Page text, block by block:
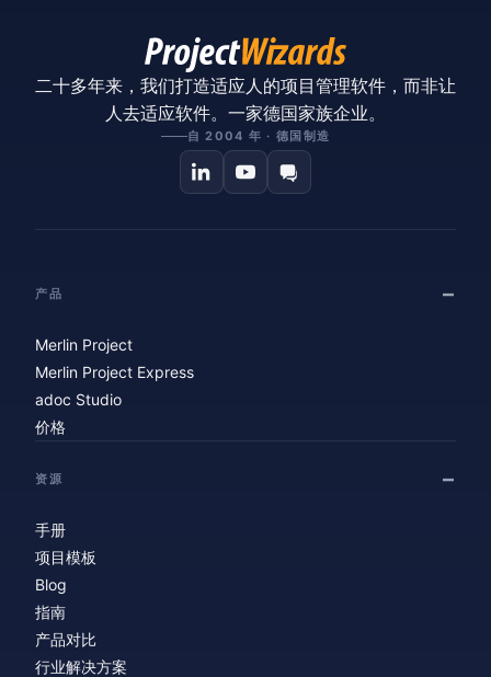
二十多年来，我们打造适应人的项目管理软件，而非让
人去适应软件。一家德国家族企业。
自 2004 年 · 德国制造
产品
Merlin Project
Merlin Project Express
adoc Studio
价格
资源
手册
项目模板
Blog
指南
产品对比
行业解决方案